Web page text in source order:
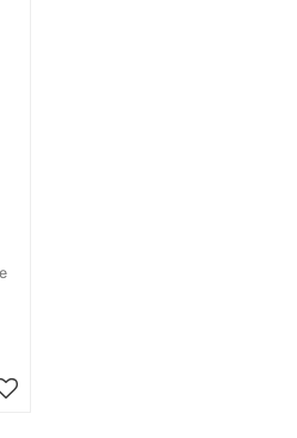
Lägg till i favoriter